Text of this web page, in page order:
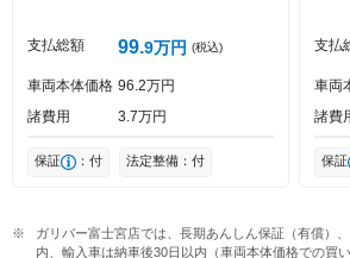
支払総額 99 9万円 (税込)
車両本体価格 96 2万円
諸費用
3 7万円
保証 ：付 法定整備：付
支払
車両
諸費
保証
ガリバー富士宮店では、長期あんしん保証（有償）
内、輸入車は納車後30日以内（車両本体価格での買